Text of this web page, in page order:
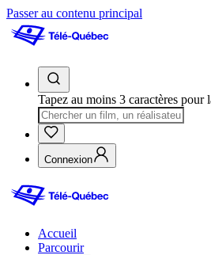
Passer au contenu principal
Tapez au moins 3 caractères pour
Connexion
Accueil
Parcourir